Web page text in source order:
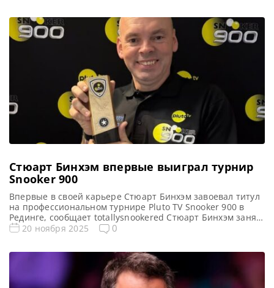
составлении рейтинга учитывались три ключевых
параметра: предыдущие выступления на Чемпионате
мира в современную […]
Стюарт Бинхэм впервые выиграл турнир
Snooker 900
Впервые в своей карьере Стюарт Бинхэм завоевал титул
на профессиональном турнире Pluto TV Snooker 900 в
Рединге, сообщает totallysnookered Стюарт Бинхэм занял
первое место в турнирной таблице и завоевал свой
специальном канале Pluto TV. Несколько недель назад
был запущен специализированный круглосуточный
канал, посвященный снукеру. […]
20 ноября 2025 0